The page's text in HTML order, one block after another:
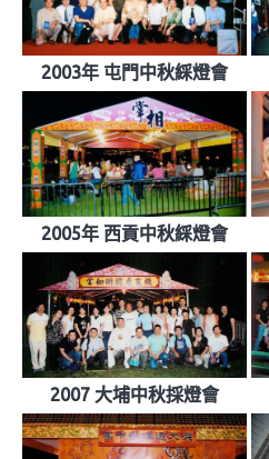
2003年 屯門中秋綵燈會
2005年 西貢中秋綵燈會
2007 大埔中秋採燈會